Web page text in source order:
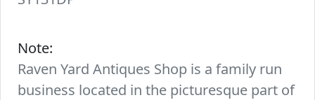
Note:
Raven Yard Antiques Shop is a family run
business located in the picturesque part of